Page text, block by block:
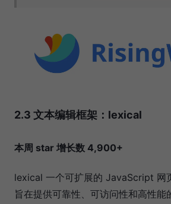
2.3 文本编辑框架：lexical
本周 star 增长数 4,900+
lexical 一个可扩展的 JavaScript 网
旨在提供可靠性、可访问性和高性能